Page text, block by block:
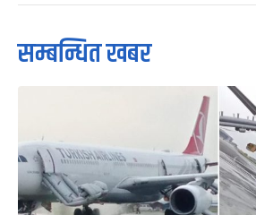
सम्बन्धित खबर